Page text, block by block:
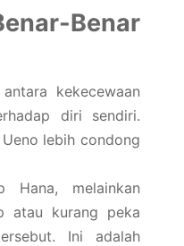
Benar
kekecewaan
diri sendiri.
lebih condong
Hana, melainkan
atau kurang peka
Ini adalah